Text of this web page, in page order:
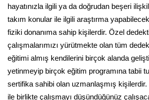
hayatınızla ilgili ya da doğrudan beşeri
takım konular ile ilgili araştırma
fiziki donanıma sahip kişilerdir. Özel
çalışmalarımızı yürütmekte olan tüm
eğitimi almış kendilerini birçok alanda
yetinmeyip birçok eğitim programına tabii
sertifika sahibi olan uzmanlaşmış
ile birlikte çalışmayı düşündüğünüz